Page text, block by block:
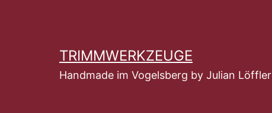
TRIMMWERKZEUGE
Handmade im Vogelsberg by Julian Löffler